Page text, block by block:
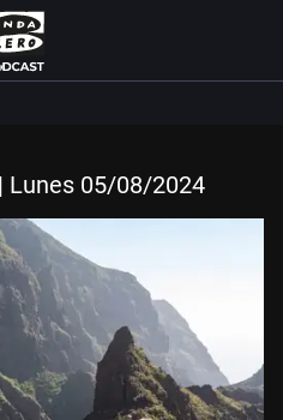
Lunes 05/08/2024